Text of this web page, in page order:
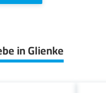
in Glienke